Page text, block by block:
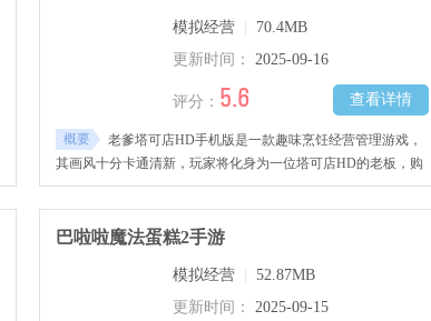
模拟经营
70.4MB
更新时间：
2025-09-16
查看详情
评分： 5.6
概要
老爹塔可店HD手机版是一款趣味烹饪经营管理游戏，
其画风十分卡通清新，玩家将化身为一位塔可店HD的老板，购
买各种设施设备完善你的塔克店，收集丰富新鲜的食材、原材
料、调味品等进行烹饪制作，根据顾客的需求灵活搭配与翻转，
炒菜等制作出美味可口的塔可，赚取更多钱财扩大发展你的店
巴啦啦魔法蛋糕2手游
模拟经营
52.87MB
更新时间：
2025-09-15